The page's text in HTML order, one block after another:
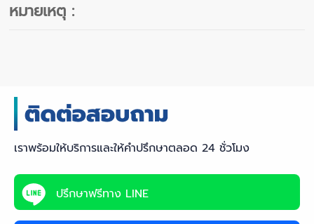
หมายเหตุ :
เราพร้อมให้บริการและให้คำปรึกษาตลอด 24 ชั่วโมง
ปรึกษาฟรีทาง LINE